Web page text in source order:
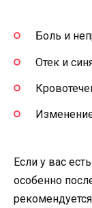
Боль и
Отек и
Если у вас
особенно